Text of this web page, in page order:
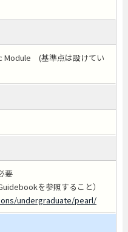
Module (基準点は設けてい
要
を参照すること）
undergraduate/pearl/